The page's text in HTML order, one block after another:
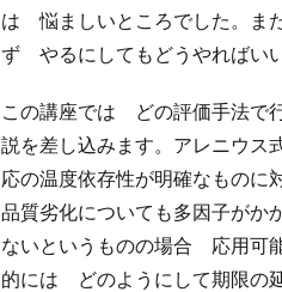
は 悩ましいところでした。ま
ず やるにしてもどうやればい
この講座では どの評価手法で
説を差し込みます。アレニウ
応の温度依存性が明確なもの
品質劣化についても多因子が
ないというものの場合 応用可
的には どのようにして期限の